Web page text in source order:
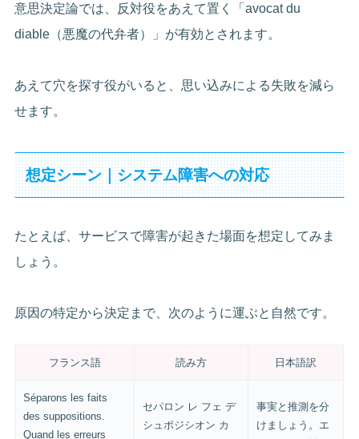
意思決定論では、反対役をあえて置く「avocat du
diable（悪魔の代弁者）」が有効とされます。
あえて穴を探す役がいると、思い込みによる失敗を減ら
せます。
想定シーン｜システム障害への対応
たとえば、サービスで障害が起きた場面を想定してみま
しょう。
原因の特定から決定まで、次のように運ぶと自然です。
フランス語 読み方 日本語訳
Séparons les faits
des suppositions.
Quand les erreurs
セパロン レ フェ デ
シュポジシオン カ
事実と推測を分
けましょう。エ